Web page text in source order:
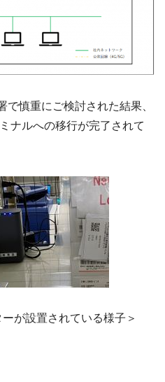
で慎重にご検討された結果、
ナルへの移行が完了されて
が設置されている様子＞